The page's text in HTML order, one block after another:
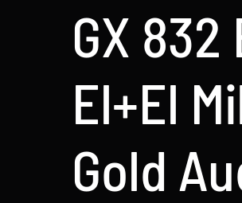
GX 832
El+El
Gold